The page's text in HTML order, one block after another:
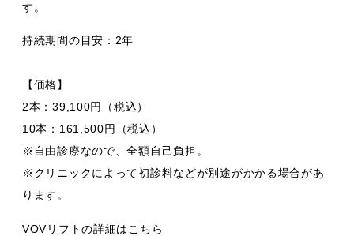
す。
持続期間の目安：2年
【価格】
2本：39,100円（税込）
10本：161,500円（税込）
※自由診療なので、全額自己負担。
※クリニックによって初診料などが別途がかかる場合があ
ります。
VOVリフトの詳細はこちら